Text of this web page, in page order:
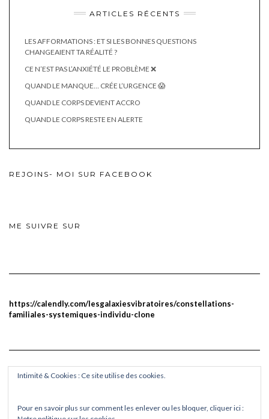
ARTICLES RÉCENTS
LES AFFORMATIONS : ET SI LES BONNES QUESTIONS
CHANGEAIENT TA RÉALITÉ ?
CE N’EST PAS L’ANXIÉTÉ LE PROBLÈME ❌
QUAND LE MANQUE… CRÉE L’URGENCE 😱
QUAND LE CORPS DEVIENT ACCRO
QUAND LE CORPS RESTE EN ALERTE
REJOINS- MOI SUR FACEBOOK
ME SUIVRE SUR
https://calendly.com/lesgalaxiesvibratoires/constellations-
familiales-systemiques-individu-clone
Intimité & Cookies : Ce site utilise des cookies.
Pour en savoir plus sur comment les enlever ou les bloquer, cliquer ici :